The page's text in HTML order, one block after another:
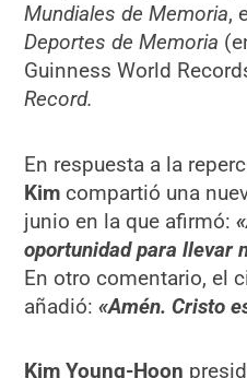
Mundiales de Memoria,
Deportes de Memoria
Guinness World
Record.
En respuesta a la
Kim compartió una
junio en la que afirmó:
oportunidad para llevar
En otro comentario, el
añadió: «Amén. Cristo
Kim Young-Hoon